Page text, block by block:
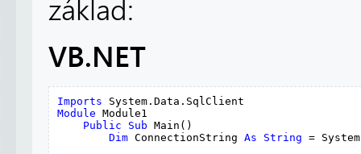
základ:
VB.NET
Imports
Module Module1
Public
Sub Main()
Dim ConnectionString As String =